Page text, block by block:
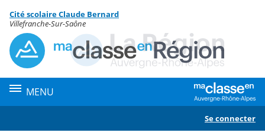
Menu de la rubrique
Contenu
Cité scolaire Claude Bernard
Villefranche-Sur-Saône
MENU
Se connecter